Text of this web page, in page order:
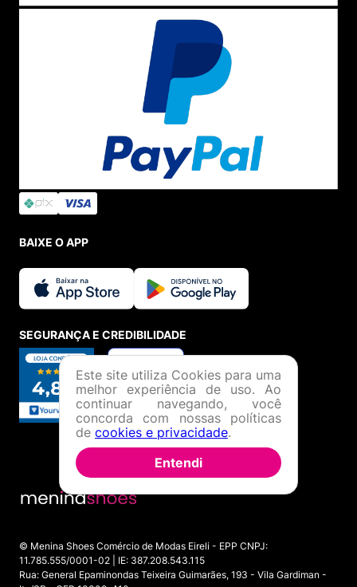
BAIXE O APP
SEGURANÇA E CREDIBILIDADE
© Menina Shoes Comércio de Modas Eireli - EPP CNPJ:
11.785.555/0001-02 | IE: 387.208.543.115
Rua: General Epaminondas Teixeira Guimarães, 193 - Vila Gardiman -
Este site utiliza Cookies para uma
melhor experiência de uso. Ao
continuar navegando, você
concorda com nossas políticas
de cookies e privacidade.
Entendi